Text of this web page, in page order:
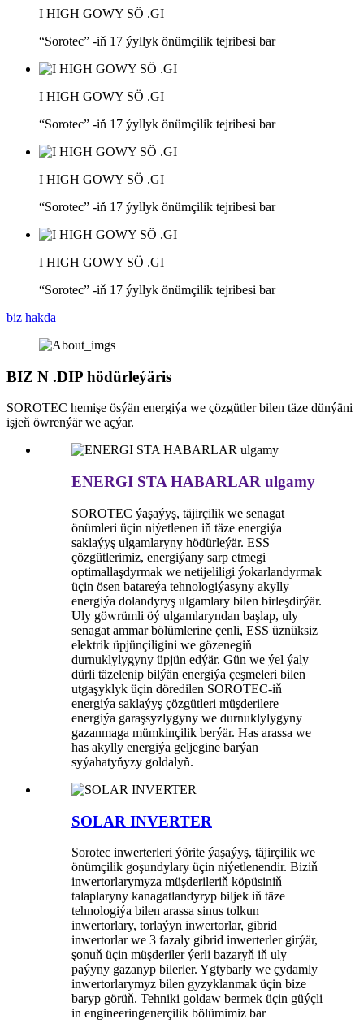
I HIGH GOWY SÖ .GI
“Sorotec” -iň 17 ýyllyk önümçilik tejribesi bar
I HIGH GOWY SÖ .GI
“Sorotec” -iň 17 ýyllyk önümçilik tejribesi bar
I HIGH GOWY SÖ .GI
“Sorotec” -iň 17 ýyllyk önümçilik tejribesi bar
I HIGH GOWY SÖ .GI
“Sorotec” -iň 17 ýyllyk önümçilik tejribesi bar
biz hakda
BIZ N .DIP hödürleýäris
SOROTEC hemişe ösýän energiýa we çözgütler bilen täze dünýäni
işjeň öwrenýär we açýar.
ENERGI STA HABARLAR ulgamy
SOROTEC ýaşaýyş, täjirçilik we senagat
önümleri üçin niýetlenen iň täze energiýa
saklaýyş ulgamlaryny hödürleýär. ESS
çözgütlerimiz, energiýany sarp etmegi
optimallaşdyrmak we netijeliligi ýokarlandyrmak
üçin ösen batareýa tehnologiýasyny akylly
energiýa dolandyryş ulgamlary bilen birleşdirýär.
Uly göwrümli öý ulgamlaryndan başlap, uly
senagat ammar bölümlerine çenli, ESS üznüksiz
elektrik üpjünçiligini we gözenegiň
durnuklylygyny üpjün edýär. Gün we ýel ýaly
dürli täzelenip bilýän energiýa çeşmeleri bilen
utgaşyklyk üçin döredilen SOROTEC-iň
energiýa saklaýyş çözgütleri müşderilere
energiýa garaşsyzlygyny we durnuklylygyny
gazanmaga mümkinçilik berýär. Has arassa we
has akylly energiýa geljegine barýan
syýahatyňyzy goldalyň.
SOLAR INVERTER
Sorotec inwerterleri ýörite ýaşaýyş, täjirçilik we
önümçilik goşundylary üçin niýetlenendir. Biziň
inwertorlarymyza müşderileriň köpüsiniň
talaplaryny kanagatlandyryp biljek iň täze
tehnologiýa bilen arassa sinus tolkun
inwertorlary, torlaýyn inwertorlar, gibrid
inwertorlar we 3 fazaly gibrid inwerterler girýär,
şonuň üçin müşderiler ýerli bazaryň iň uly
paýyny gazanyp bilerler. Ygtybarly we çydamly
inwertorlarymyz bilen gyzyklanmak üçin bize
baryp görüň. Tehniki goldaw bermek üçin güýçli
in engineeringenerçilik bölümimiz bar